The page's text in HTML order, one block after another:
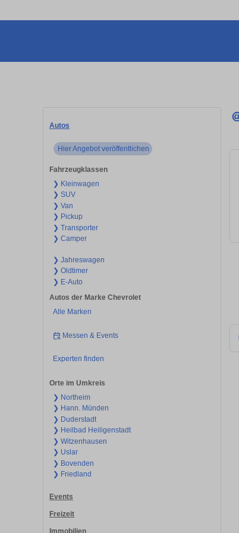
Autos
Hier Angebot veröffentlichen
Fahrzeugklassen
❯ Kleinwagen
❯ SUV
❯ Van
❯ Pickup
❯ Transporter
❯ Camper
❯ Jahreswagen
❯ Oldtimer
❯ E-Auto
Autos der Marke Chevrolet
Alle Marken
Messen & Events
Experten finden
Orte im Umkreis
❯ Northeim
❯ Hann. Münden
❯ Duderstadt
❯ Heilbad Heiligenstadt
❯ Witzenhausen
❯ Uslar
❯ Bovenden
❯ Friedland
Events
Freizeit
Immobilien